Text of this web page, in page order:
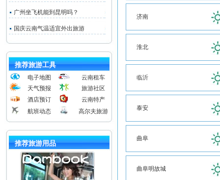
广州坐飞机能到昆明吗？
国庆云南气温适宜外出旅游
推荐旅游工具
电子地图
云南租车
天气预报
旅游社区
酒店预订
云南特产
航班动态
高尔夫旅游
推荐旅游用品
济南
淮北
临沂
泰安
曲阜
曲阜明故城